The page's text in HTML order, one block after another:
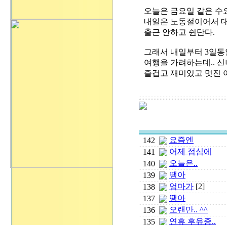
오늘은 금요일 같은 수
내일은 노동절이어서
출근 안하고 쉰단다.
그래서 내일부터 3일
여행을 가려하는데.. 신
즐겁고 재미있고 멋진
142
요즘엔
141
어제 점심에
140
오늘은..
139
땡아
138
엄마가 [2]
137
땡아
136
오랜만.. ^^
135
연휴 후유증..